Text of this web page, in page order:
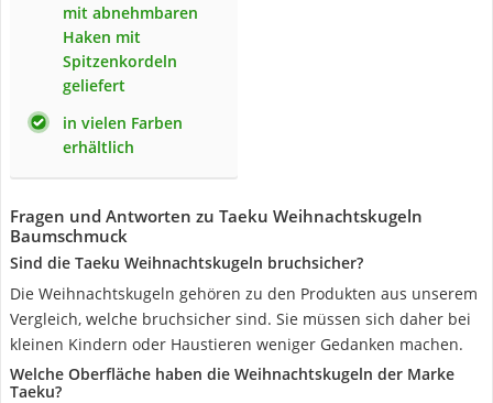
mit abnehmbaren
Haken mit
Spitzenkordeln
geliefert
in vielen Farben
erhältlich
Fragen und Antworten zu Taeku Weihnachtskugeln
Baumschmuck
Sind die Taeku Weihnachtskugeln bruchsicher?
Die Weihnachtskugeln gehören zu den Produkten aus unserem
Vergleich, welche bruchsicher sind. Sie müssen sich daher bei
kleinen Kindern oder Haustieren weniger Gedanken machen.
Welche Oberfläche haben die Weihnachtskugeln der Marke
Taeku?